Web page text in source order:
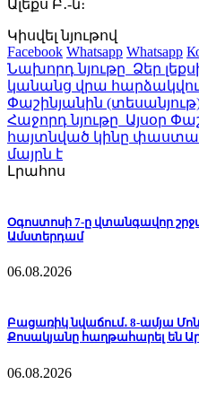
Ալեքս Բ․-ն։
Կիսվել նյութով
Facebook Whatsapp Whatsapp
Նախորդ նյութը Ձեր
կանանց վրա
Փաշինյանին
Հաջորդ նյութը Այսօր
հայտնված կինը
մայրն է
Լրահոս
Օգոստոսի 7-ը վտանգավոր
Ամստերդամ
06.08.2026
Բացառիկ նվաճում․ 8-ամյա
Քոսակյանը հաղթահարել են
06.08.2026